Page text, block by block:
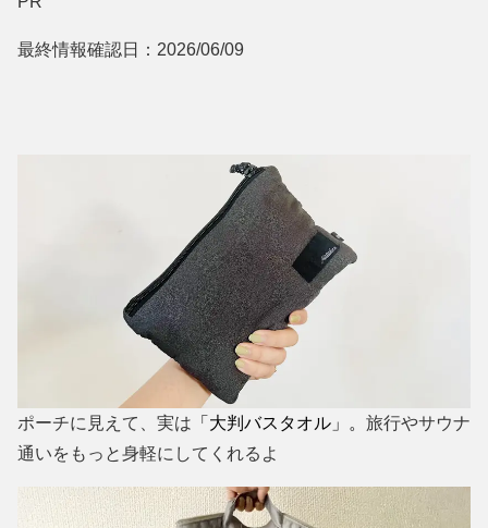
最終情報確認日：2026/06/09
ポーチに見えて、実は 「大判バスタオル」。 旅行やサウナ
通いをもっと身軽にしてくれるよ